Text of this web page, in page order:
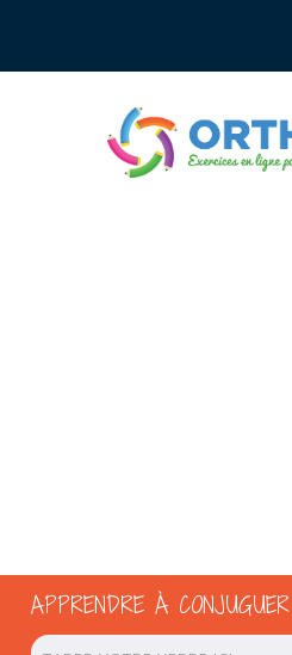
APPRENDRE À CONJUGUER